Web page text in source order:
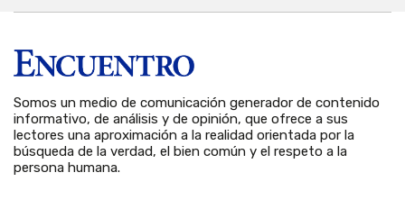
Somos un medio de comunicación generador de contenido
informativo, de análisis y de opinión, que ofrece a sus
lectores una aproximación a la realidad orientada por la
búsqueda de la verdad, el bien común y el respeto a la
persona humana.